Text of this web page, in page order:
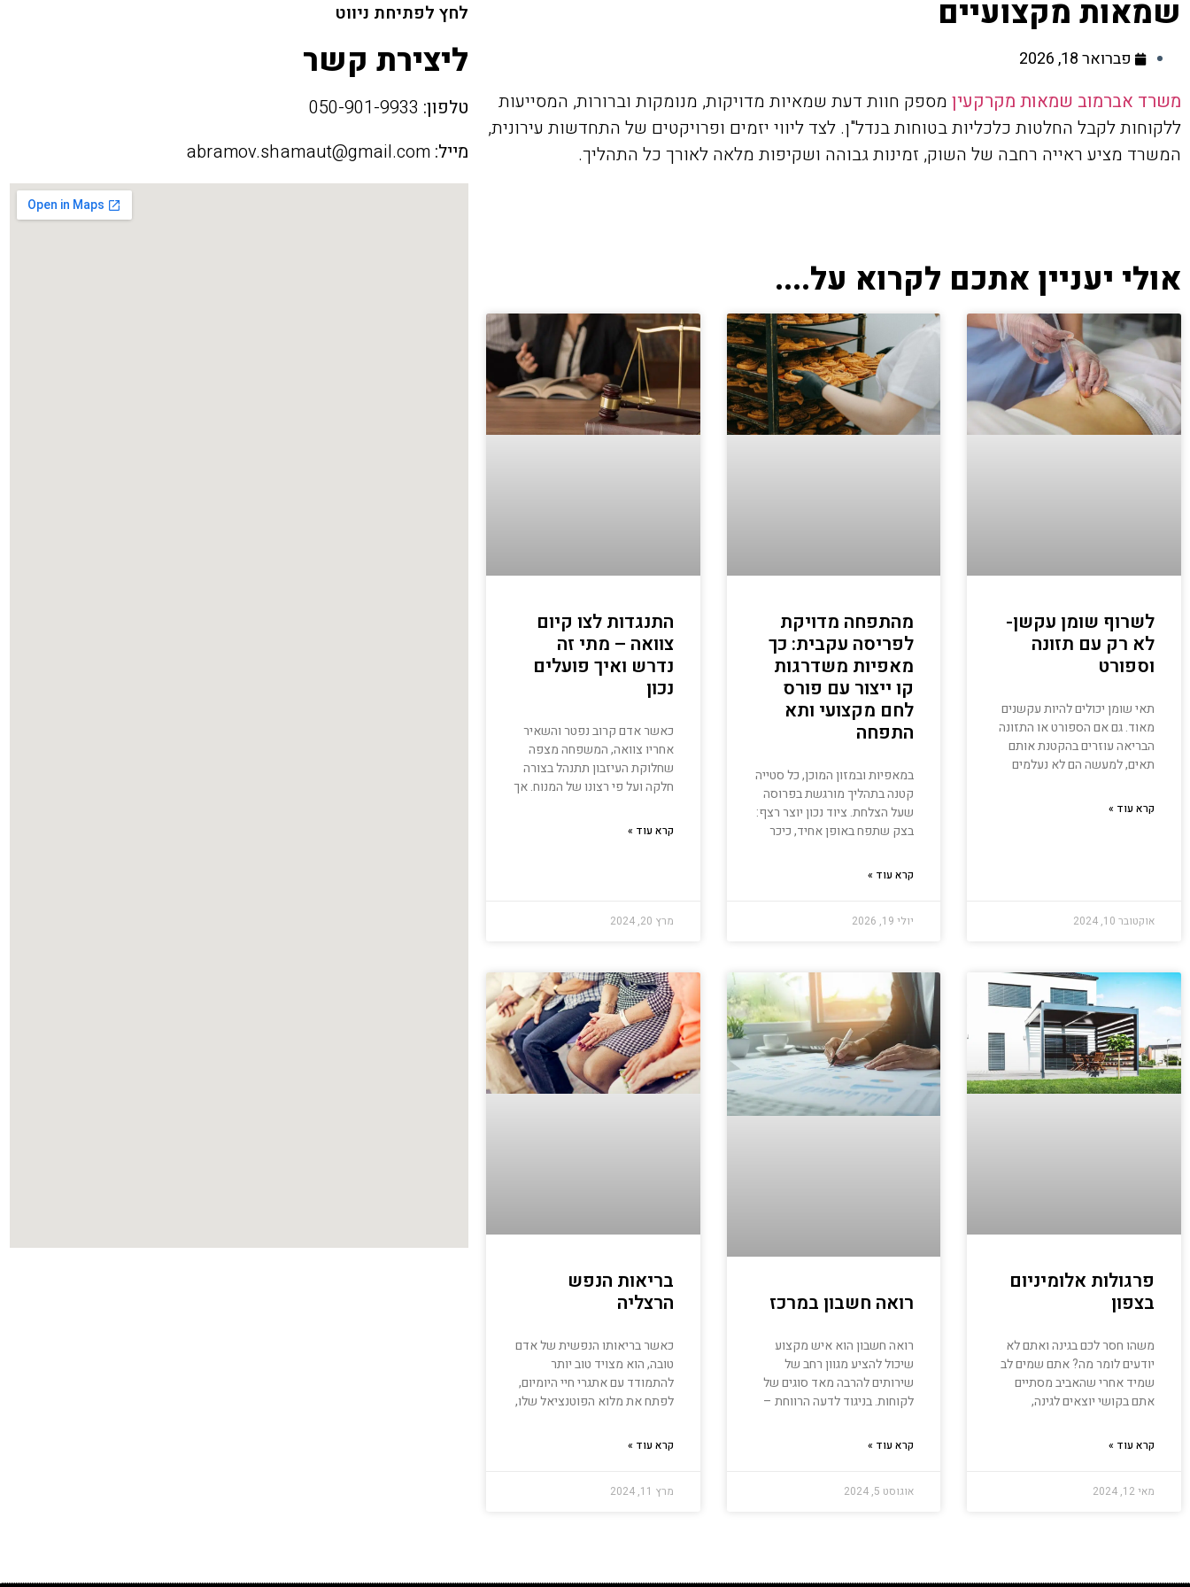
שמאות מקצועיים
פברואר 18, 2026
משרד אברמוב שמאות מקרקעין מספק חוות דעת שמאיות מדויקות, מנומקות וברורות, המסייעות
ללקוחות לקבל החלטות כלכליות בטוחות בנדל"ן. לצד ליווי יזמים ופרויקטים של התחדשות עירונית,
המשרד מציע ראייה רחבה של השוק, זמינות גבוהה ושקיפות מלאה לאורך כל התהליך.
אולי יעניין אתכם לקרוא על....
לשרוף שומן עקשן-
לא רק עם תזונה
וספורט
תאי שומן יכולים להיות עקשנים
מאוד. גם אם הספורט או התזונה
הבריאה עוזרים בהקטנת אותם
תאים, למעשה הם לא נעלמים
קרא עוד »
אוקטובר 10, 2024
מהתפחה מדויקת
לפריסה עקבית: כך
מאפיות משדרגות
קו ייצור עם פורס
לחם מקצועי ותא
התפחה
במאפיות ובמזון המוכן, כל סטייה
קטנה בתהליך מורגשת בפרוסה
שעל הצלחת. ציוד נכון יוצר רצף:
בצק שתפח באופן אחיד, כיכר
קרא עוד »
יולי 19, 2026
התנגדות לצו קיום
צוואה – מתי זה
נדרש ואיך פועלים
נכון
כאשר אדם קרוב נפטר והשאיר
אחריו צוואה, המשפחה מצפה
שחלוקת העיזבון תתנהל בצורה
חלקה ועל פי רצונו של המנוח. אך
קרא עוד »
מרץ 20, 2024
פרגולות אלומיניום
בצפון
משהו חסר לכם בגינה ואתם לא
יודעים לומר מה? אתם שמים לב
שמיד אחרי שהאביב מסתיים
אתם בקושי יוצאים לגינה,
קרא עוד »
מאי 12, 2024
רואה חשבון במרכז
רואה חשבון הוא איש מקצוע
שיכול להציע מגוון רחב של
שירותים להרבה מאד סוגים של
לקוחות. בניגוד לדעה הרווחת –
קרא עוד »
אוגוסט 5, 2024
בריאות הנפש
הרצליה
כאשר בריאותו הנפשית של אדם
טובה, הוא מצויד טוב יותר
להתמודד עם אתגרי חיי היומיום,
לפתח את מלוא הפוטנציאל שלו,
קרא עוד »
מרץ 11, 2024
לחץ לפתיחת ניווט
ליצירת קשר
טלפון:
מייל: abramov.shamaut@gmail.com